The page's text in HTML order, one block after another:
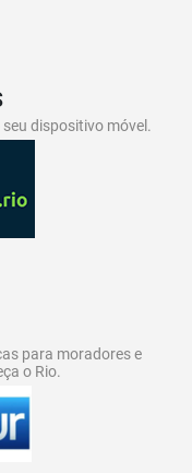
dispositivo móvel.
para moradores e
o Rio.